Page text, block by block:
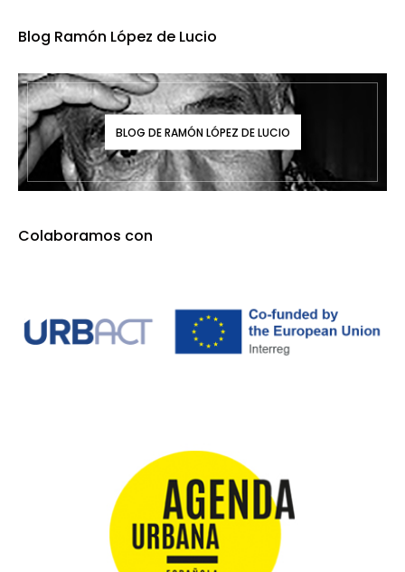
Blog Ramón López de Lucio
BLOG DE RAMÓN LÓPEZ DE LUCIO
Colaboramos con